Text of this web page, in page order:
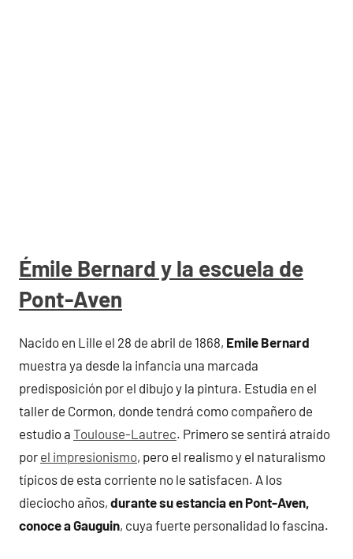
Émile Bernard y la escuela de
Pont-Aven
Nacido en Lille el 28 de abril de 1868, Emile Bernard
muestra ya desde la infancia una marcada
predisposición por el dibujo y la pintura. Estudia en el
taller de Cormon, donde tendrá como compañero de
estudio a Toulouse-Lautrec. Primero se sentirá atraído
por el impresionismo, pero el realismo y el naturalismo
típicos de esta corriente no le satisfacen. A los
dieciocho años, durante su estancia en Pont-Aven,
conoce a Gauguin, cuya fuerte personalidad lo fascina.